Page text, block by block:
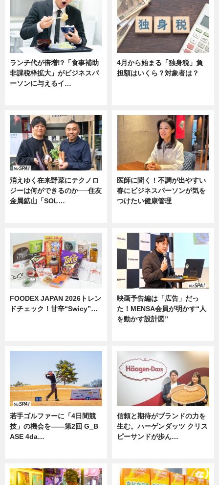
ランチ代が倍増!?「食事補助
非課税枠拡大」がビジネスパ
ーソンに与えるイ…
4月から始まる「独身税」負
担額はいくら？対象者は？
消えゆく在来野菜にテクノロ
ジーは何ができるのか──住友
金属鉱山「SOL…
医師に聞く！不調が出やすい
春にビジネスパーソンが気を
つけたい健康管理
FOODEX JAPAN 2026トレン
ドチェック！甘辛“Swicy”…
映画予告編は「広告」だっ
た！MENSA会員が明かす“人
を動かす設計図”
若手ゴルファーに「4日間競
技」の機会を——第2回 G_B
ASE 4da…
信頼と期待がブランドの力を
生む。ハーゲンダッツ クリス
ピーサンドが歩ん…